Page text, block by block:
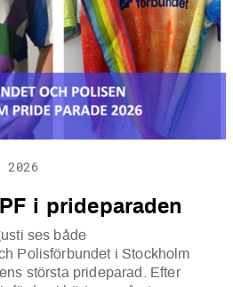
2026
i prideparaden
ses både
Polisförbundet i Stockholm
största prideparad. Efter